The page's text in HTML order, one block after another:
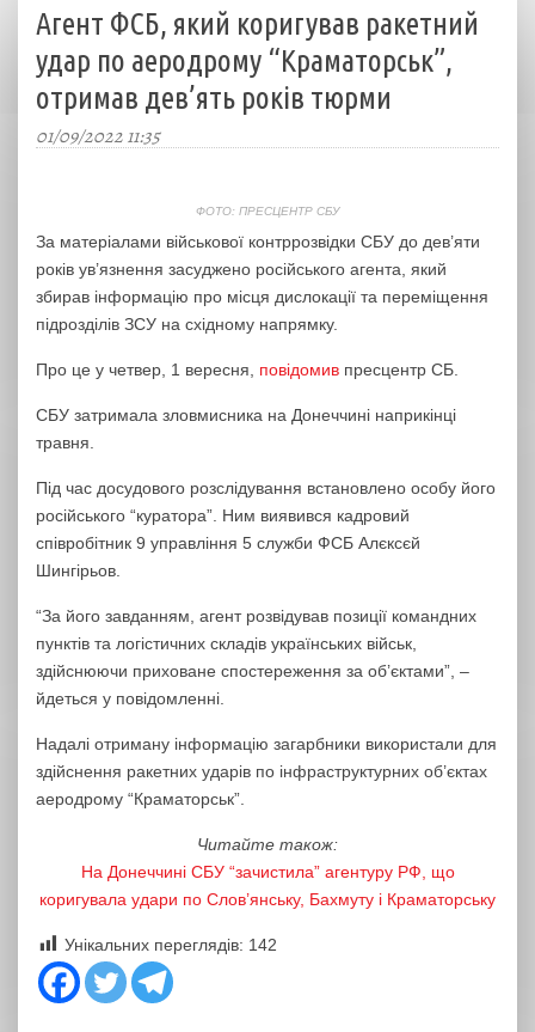
Агент ФСБ, який коригував ракетний
удар по аеродрому “Краматорськ”,
отримав дев’ять років тюрми
01/09/2022 11:35
ФОТО: ПРЕСЦЕНТР СБУ
За матеріалами військової контррозвідки СБУ до дев’яти
років ув’язнення засуджено російського агента, який
збирав інформацію про місця дислокації та переміщення
підрозділів ЗСУ на східному напрямку.
Про це у четвер, 1 вересня, повідомив пресцентр СБ.
СБУ затримала зловмисника на Донеччині наприкінці
травня.
Під час досудового розслідування встановлено особу його
російського “куратора”. Ним виявився кадровий
співробітник 9 управління 5 служби ФСБ Алєксєй
Шингірьов.
“За його завданням, агент розвідував позиції командних
пунктів та логістичних складів українських військ,
здійснюючи приховане спостереження за об’єктами”, –
йдеться у повідомленні.
Надалі отриману інформацію загарбники використали для
здійснення ракетних ударів по інфраструктурних об’єктах
аеродрому “Краматорськ”.
Читайте також:
На Донеччині СБУ “зачистила” агентуру РФ, що
коригувала удари по Слов’янську, Бахмуту і Краматорську
Унікальних переглядів: 142